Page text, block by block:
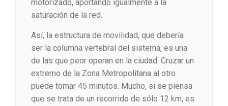
motorizado, aportando igualmente a la
saturación de la red.
Así, la estructura de movilidad, que debería
ser la columna vertebral del sistema, es una
de las que peor operan en la ciudad. Cruzar un
extremo de la Zona Metropolitana al otro
puede tomar 45 minutos. Mucho, si se piensa
que se trata de un recorrido de sólo 12 km, es